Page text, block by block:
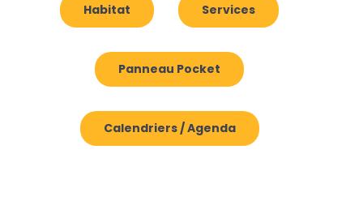
Habitat Services
Panneau Pocket
Calendriers / Agenda